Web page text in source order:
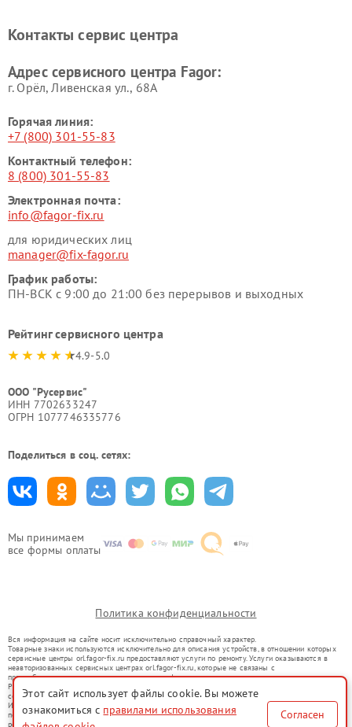
Мы принимаем
все формы оплаты
Контакты сервис центра
Адрес сервисного центра Fagor:
г. Орёл, Ливенская ул., 68А
Горячая линия:
+7 (800) 301-55-83
Контактный телефон:
8 (800) 301-55-83
Электронная почта:
info@fagor-fix.ru
для юридических лиц
manager@fix-fagor.ru
График работы:
ПН-ВСК с 9:00 до 21:00 без перерывов и выходных
Рейтинг сервисного центра
4.9-5.0
ООО "Русервис"
ИНН 7702633247
ОГРН 1077746335776
Поделиться в соц. сетях:
Политика конфиденциальности
Вся информация на сайте носит исключительно справочный характер.
Товарные знаки используются исключительно для описания устройств, в отношении которых
сервисные центры orl.fagor-fix.ru предоставляют услуги по ремонту. Услуги оказываются в
неавторизованных сервисных центрах orl.fagor-fix.ru, которые не связаны с
правообладателями товарных знаков или их официальными представителями.
Ремонт осуществляется для устройств, уже введенных в гражданский оборот в соответствии
со статьей 1487 ГК РФ.
Использование товарных знаков не преследует цели индивидуализации услуг или введения
потребителей в заблуждение, а служит для информирования о предоставляемых услугах по
ремонту техники указанных брендов.
Этот сайт использует файлы cookie. Вы можете
ознакомиться с правилами использования
Согласен